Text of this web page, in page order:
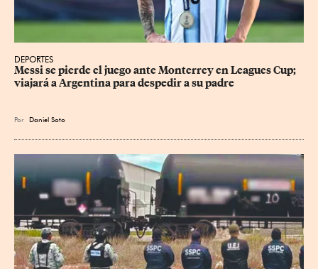
DEPORTES
Messi se pierde el juego ante Monterrey en Leagues Cup;
viajará a Argentina para despedir a su padre
Por Daniel Soto